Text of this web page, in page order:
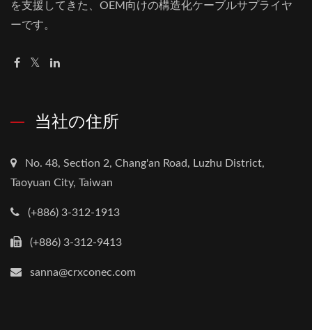
を支援してきた、OEM向けの構造化ケーブルサプライヤ
ーです。
当社の住所
No. 48, Section 2, Chang'an Road, Luzhu District,
Taoyuan City, Taiwan
(+886) 3-312-1913
(+886) 3-312-9413
sanna@crxconec.com